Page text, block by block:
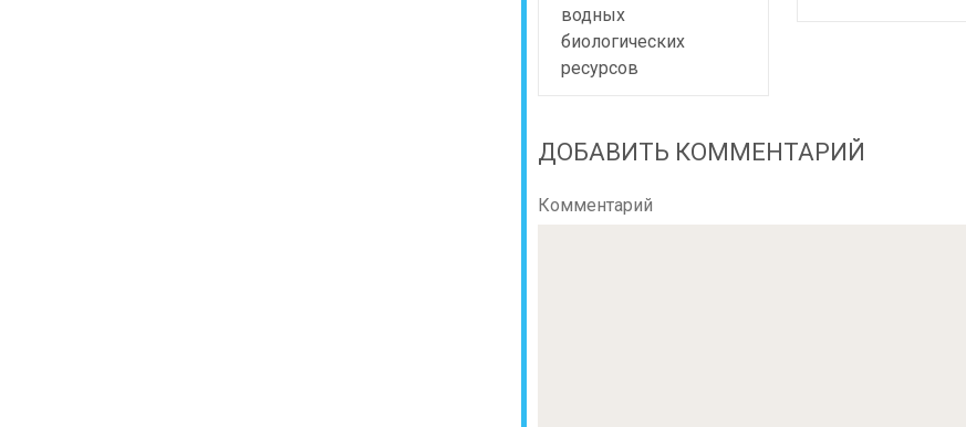
водных
биологических
ресурсов
ДОБАВИТЬ КОММЕНТАРИЙ
Комментарий